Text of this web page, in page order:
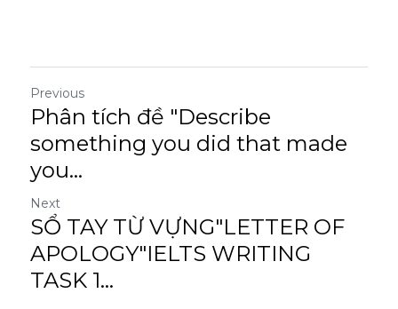
Previous
Phân tích đề "Describe
something you did that made
you...
Next
SỔ TAY TỪ VỰNG"LETTER OF
APOLOGY"IELTS WRITING
TASK 1...